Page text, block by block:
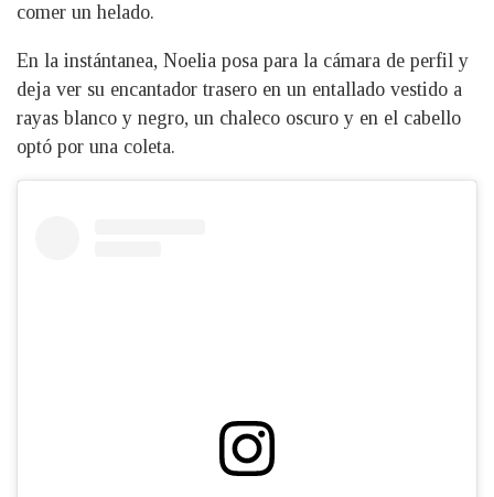
comer un helado.
En la instántanea, Noelia posa para la cámara de perfil y
deja ver su encantador trasero en un entallado vestido a
rayas blanco y negro, un chaleco oscuro y en el cabello
optó por una coleta.